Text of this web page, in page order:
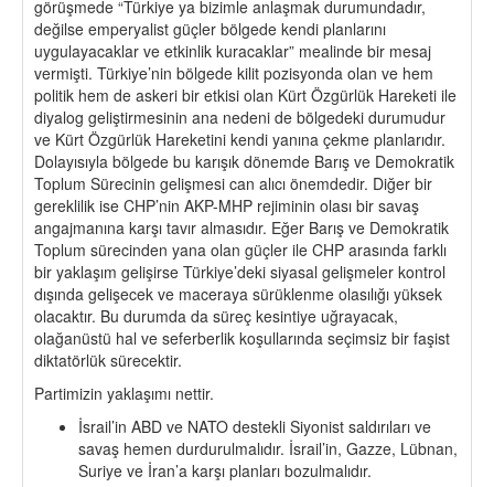
görüşmede “Türkiye ya bizimle anlaşmak durumundadır,
değilse emperyalist güçler bölgede kendi planlarını
uygulayacaklar ve etkinlik kuracaklar” mealinde bir mesaj
vermişti. Türkiye’nin bölgede kilit pozisyonda olan ve hem
politik hem de askeri bir etkisi olan Kürt Özgürlük Hareketi ile
diyalog geliştirmesinin ana nedeni de bölgedeki durumudur
ve Kürt Özgürlük Hareketini kendi yanına çekme planlarıdır.
Dolayısıyla bölgede bu karışık dönemde Barış ve Demokratik
Toplum Sürecinin gelişmesi can alıcı önemdedir. Diğer bir
gereklilik ise CHP’nin AKP-MHP rejiminin olası bir savaş
angajmanına karşı tavır almasıdır. Eğer Barış ve Demokratik
Toplum sürecinden yana olan güçler ile CHP arasında farklı
bir yaklaşım gelişirse Türkiye’deki siyasal gelişmeler kontrol
dışında gelişecek ve maceraya sürüklenme olasılığı yüksek
olacaktır. Bu durumda da süreç kesintiye uğrayacak,
olağanüstü hal ve seferberlik koşullarında seçimsiz bir faşist
diktatörlük sürecektir.
Partimizin yaklaşımı nettir.
İsrail’in ABD ve NATO destekli Siyonist saldırıları ve
savaş hemen durdurulmalıdır. İsrail’in, Gazze, Lübnan,
Suriye ve İran’a karşı planları bozulmalıdır.